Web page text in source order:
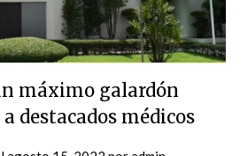
máximo galardón
destacados médicos